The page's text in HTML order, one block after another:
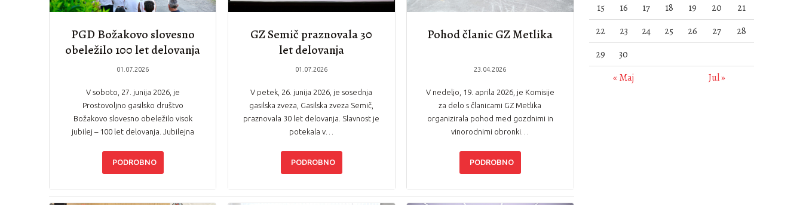
PGD Božakovo slovesno
obeležilo 100 let delovanja
01.07.2026
V soboto, 27. junija 2026, je
Prostovoljno gasilsko društvo
Božakovo slovesno obeležilo visok
jubilej – 100 let delovanja. Jubilejna
PODROBNO
GZ Semič praznovala 30
let delovanja
01.07.2026
V petek, 26. junija 2026, je sosednja
gasilska zveza, Gasilska zveza Semič,
praznovala 30 let delovanja. Slavnost je
potekala v…
PODROBNO
Pohod članic GZ Metlika
23.04.2026
V nedeljo, 19. aprila 2026, je Komisije
za delo s članicami GZ Metlika
organizirala pohod med gozdnimi in
vinorodnimi obronki…
PODROBNO
15
16 17 18 19 20
21
22
23 24 25 26 27
28
29
30
« Maj
Jul »